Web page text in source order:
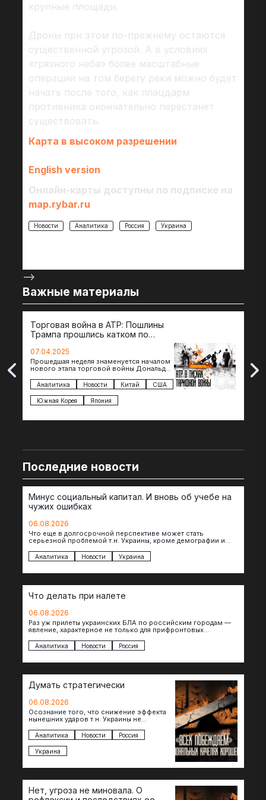
крупные площади.
Дроны при этом по-прежнему остаются
существенной угрозой. А в условиях
«грязного неба» более масштабные
операции на том берегу реки можно будет
начать после того, как плацдарм
противника окончательно перестанет
существовать.
Карта в высоком разрешении
English version
Онлайн-карты доступны по подписке на
map.rybar.ru
Новости Аналитика Россия Украина
-->
Важные материалы
Торговая война в АТР: Пошлины
Трампа прошлись катком по
07.04.2025
Прошедшая неделя знаменуется началом
нового этапа торговой войны Дональда
импорта из более 100 стран…
Аналитика Новости Китай США
Южная Корея Япония
The
Последние новости
Минус социальный капитал. И вновь об учебе на
чужих ошибках
06.08.2026
Что еще в долгосрочной перспективе может стать
серьезной проблемой т.н. Украины, кроме демографии и
которых будет…
Аналитика Новости Украина
Что делать при налете
06.08.2026
Раз уж прилеты украинских БЛА по российским городам —
явление, характерное не только для прифронтовых
Аналитика Новости Россия
Думать стратегически
06.08.2026
Осознание того, что снижение эффекта
нынешних ударов т.н. Украины не
возможностей — повод задаться
вопросом: что делать…
Аналитика Новости Россия
Украина
Нет, угроза не миновала. О